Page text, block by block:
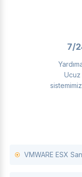
7/
Ucuz
VMWARE ESX